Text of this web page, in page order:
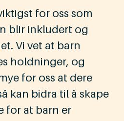
for oss som
blir inkludert og
Vi vet at barn
holdninger, og
for oss at dere
kan bidra til å skape
for at barn er